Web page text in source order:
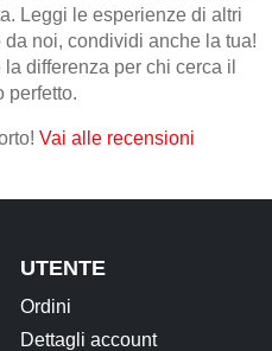
Leggi le esperienze di altri
noi, condividi anche la tua!
differenza per chi cerca il
perfetto.
Vai alle recensioni
UTENTE
Ordini
Dettagli account